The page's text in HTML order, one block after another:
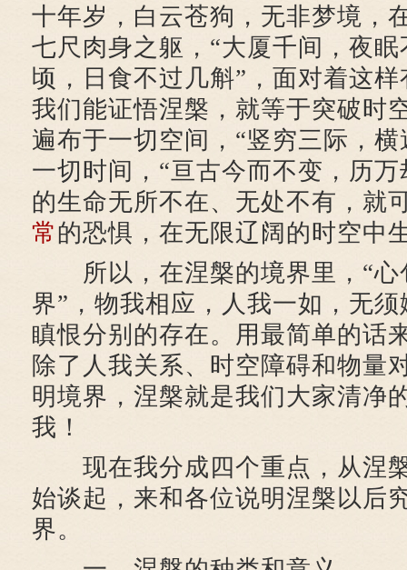
十年岁，白云苍狗，无非梦境，
七尺肉身之躯，“大厦千间，夜
顷，日食不过几斛”，面对着这
我们能证悟涅槃，就等于突破时
遍布于一切空间，“竖穷三际，
一切时间，“亘古今而不变，历
的生命无所不在、无处不有，就
常的恐惧，在无限辽阔的时空中
所以，在涅槃的境界里，“心
界”，物我相应，人我一如，无
瞋恨分别的存在。用最简单的话
除了人我关系、时空障碍和物量
明境界，涅槃就是我们大家清净
我！
现在我分成四个重点，从涅
始谈起，来和各位说明涅槃以后
界。